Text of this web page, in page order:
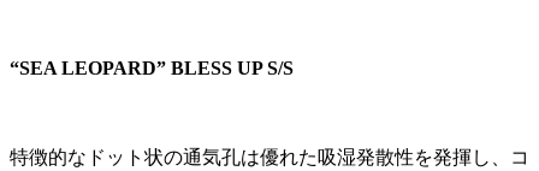
“SEA LEOPARD” BLESS UP S/S
特徴的なドット状の通気孔は優れた吸湿発散性を発揮し、コ